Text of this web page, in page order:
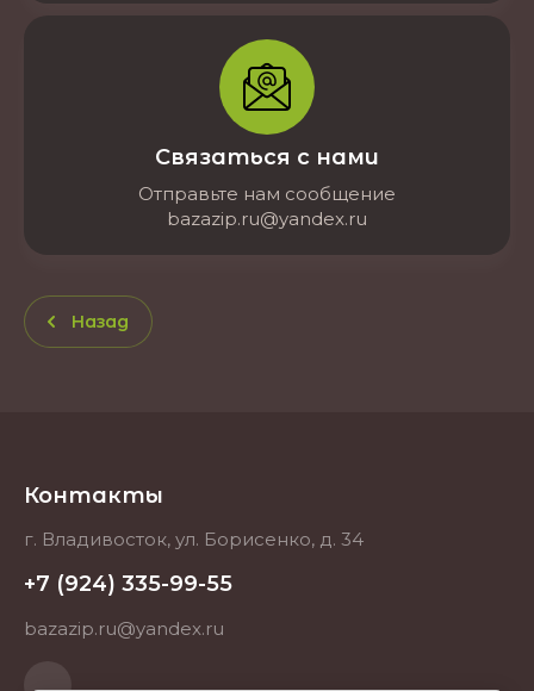
Связаться с нами
Отправьте нам сообщение
bazazip.ru@yandex.ru
Назад
Контакты
г. Владивосток, ул. Борисенко, д. 34
+7 (924) 335-99-55
bazazip.ru@yandex.ru